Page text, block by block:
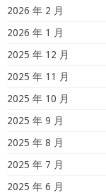
2026 年 2 月
2026 年 1 月
2025 年 12 月
2025 年 11 月
2025 年 10 月
2025 年 9 月
2025 年 8 月
2025 年 7 月
2025 年 6 月